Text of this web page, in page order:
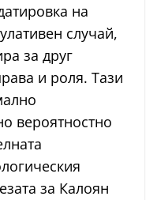
на
случай,
за друг
и роля. Тази
вероятностно
за Калоян